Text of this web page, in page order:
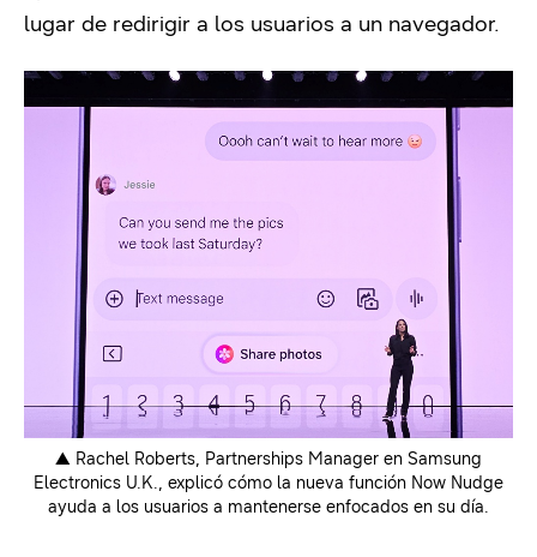
lugar de redirigir a los usuarios a un navegador.
▲ Rachel Roberts, Partnerships Manager en Samsung
Electronics U.K., explicó cómo la nueva función Now Nudge
ayuda a los usuarios a mantenerse enfocados en su día.